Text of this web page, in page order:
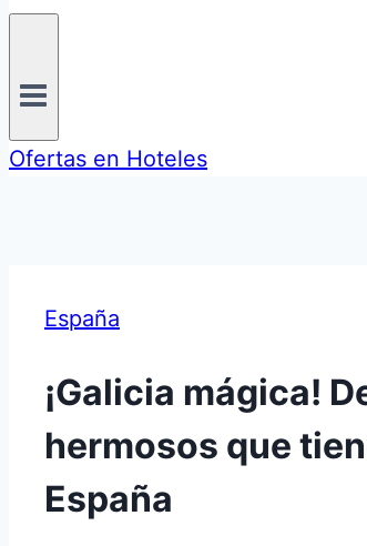
Ofertas en Hoteles
España
¡Galicia mágica!
hermosos que
España